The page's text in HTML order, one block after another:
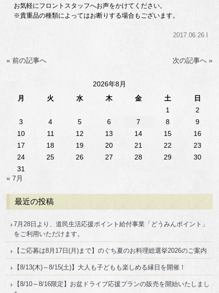
お気軽にフロントスタッフへお声をかけてください。
※貴重品の種類によってはお断りする場合もございます。
2017.06.26 l
« 前の記事へ 次の記事へ »
2026年8月
月
火 水 木 金 土
日
1
2
3
4 5 6 7 8
9
10
11 12 13 14 15
16
17
18 19 20 21 22
23
24
25 26 27 28 29
30
31
« 7月
最近の投稿
7月28日より、道民生活応援ポイント給付事業「どうみんポイント」
をご利用いただけます。
【ご応募は8月17日(月)まで】のぐち夏のお料理総選挙2026のご案内
【8/13(木)～8/15(土)】大人も子どもも楽しめる縁日を開催！
【8/10～8/16限定】お盆ドライブ応援プランの販売を開始いたしまし